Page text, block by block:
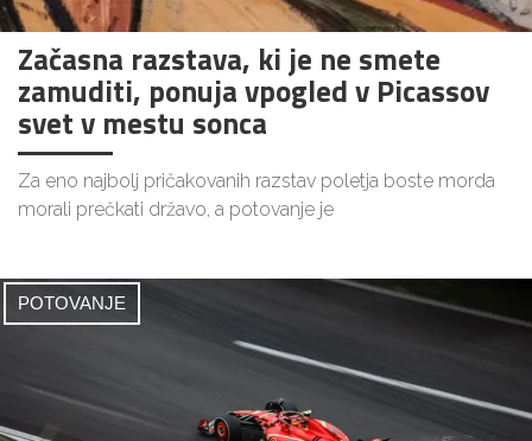
Začasna razstava, ki je ne smete
zamuditi, ponuja vpogled v Picassov
svet v mestu sonca
Za eno najbolj pričakovanih razstav poletja boste morda
morali prečkati državo, a potovanje je
POTOVANJE